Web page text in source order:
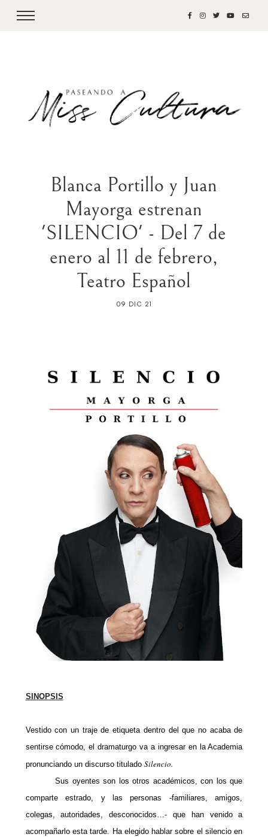
Blanca Portillo y Juan
Mayorga estrenan
'SILENCIO' - Del 7 de
enero al 11 de febrero,
Teatro Español
09 DIC 21
SINOPSIS
Vestido con un traje de etiqueta dentro del que no acaba de
sentirse cómodo, el dramaturgo va a ingresar en la Academia
pronunciando un discurso titulado Silencio.
Sus oyentes son los otros académicos, con los que
comparte estrado, y las personas -familiares, amigos,
colegas, autoridades, desconocidos…- que han venido a
acompañarlo esta tarde. Ha elegido hablar sobre el silencio en